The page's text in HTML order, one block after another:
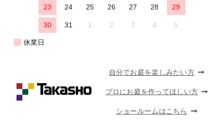
23 24 25 26 27 28 29
30 31 1 2 3 4 5
休業日
自分でお庭を楽しみたい方
プロにお庭を作ってほしい方
ショールームはこちら